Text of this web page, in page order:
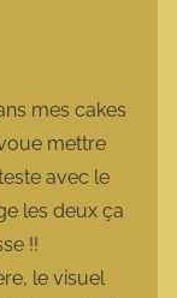
mes cakes
mettre
avec le
les deux ça
!!
le visuel